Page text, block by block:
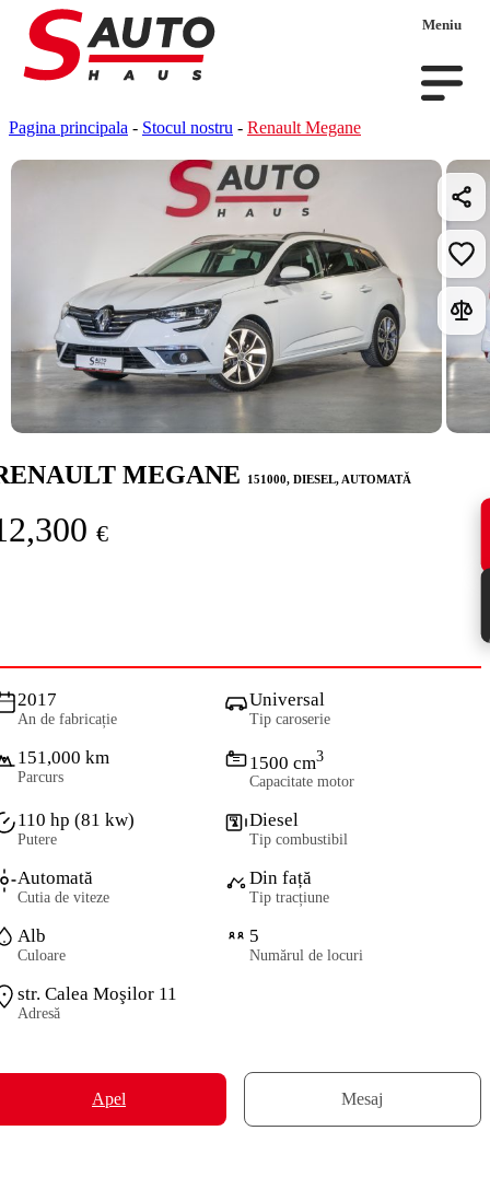
Meniu
Pagina principala - Stocul nostru - Renault Megane
MEGANE 151000, DIESEL, AUTOMATĂ
€
2017
An de fabricație
Universal
Tip caroserie
151,000 km
Parcurs
1500 cm3
Capacitate motor
110 hp (81 kw)
Putere
Diesel
Tip combustibil
Automată
Cutia de viteze
Din față
Tip tracțiune
Alb
Culoare
5
Numărul de locuri
str. Calea Moşilor 11
Adresă
Apel Mesaj